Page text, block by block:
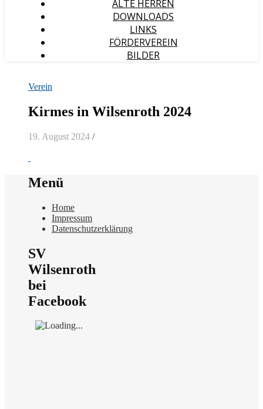
ALTE HERREN
DOWNLOADS
LINKS
FÖRDERVEREIN
BILDER
Verein
Kirmes in Wilsenroth 2024
19. August 2024 /
Menü
Home
Impressum
Datenschutzerklärung
SV
Wilsenroth
bei
Facebook